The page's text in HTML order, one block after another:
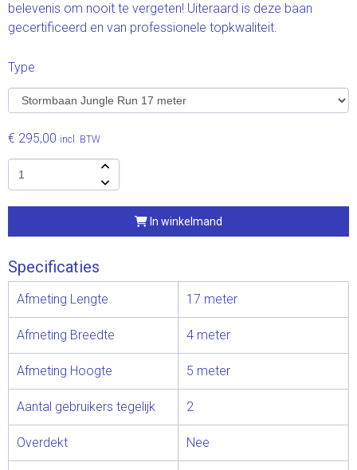
belevenis om nooit te vergeten! Uiteraard is deze baan
gecertificeerd en van professionele topkwaliteit.
Type
€ 295,00 incl. BTW
In winkelmand
Specificaties
Afmeting Lengte 17 meter
Afmeting Breedte 4 meter
Afmeting Hoogte 5 meter
Aantal gebruikers tegelijk 2
Overdekt Nee